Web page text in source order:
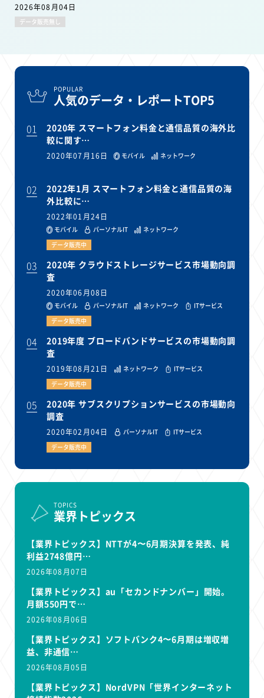
2026年08月04日
データ販売無し
POPULAR
人気のデータ・レポートTOP5
01
2020年 スマートフォン料金と通信品質の海外比
較に関す…
2020年07月16日 モバイル ネットワーク
02
2022年1月 スマートフォン料金と通信品質の海
外比較に…
2022年01月24日
モバイル パーソナルIT
ネットワーク
データ販売中
03
2020年 クラウドストレージサービス市場動向調
査
2020年06月08日
モバイル パーソナルIT ネットワーク
ITサービス
データ販売中
04
2019年度 ブロードバンドサービスの市場動向調
査
2019年08月21日 ネットワーク
ITサービス
データ販売中
05
2020年 サブスクリプションサービスの市場動向
調査
2020年02月04日 パーソナルIT
ITサービス
データ販売中
TOPICS
業界トピックス
【業界トピックス】NTTが4〜6月期決算を発表、純
利益2748億円…
2026年08月07日
【業界トピックス】au「セカンドナンバー」開始。
月額550円で…
2026年08月06日
【業界トピックス】ソフトバンク4〜6月期は増収増
益、非通信…
2026年08月05日
【業界トピックス】NordVPN「世界インターネット